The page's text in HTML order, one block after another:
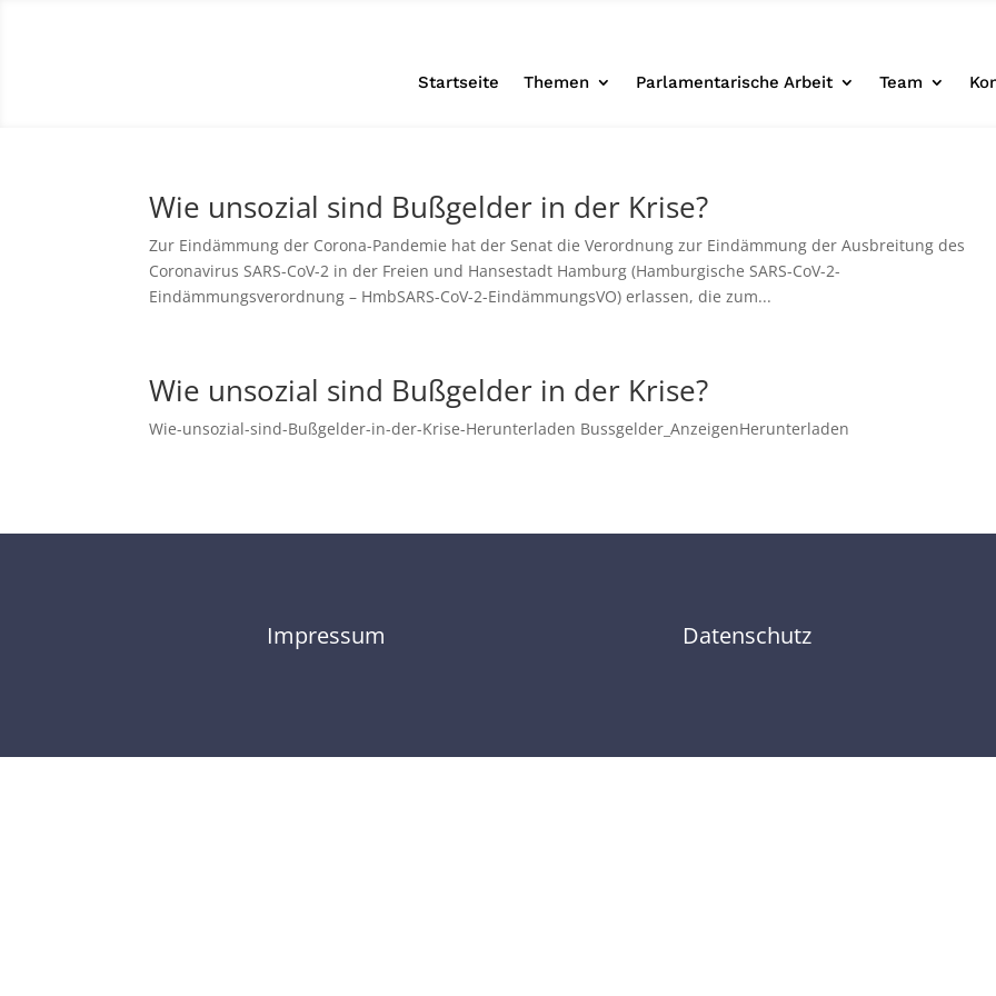
Startseite Themen Parlamentarische Arbeit Team
Wie unsozial sind Bußgelder in der Krise?
Zur Eindämmung der Corona-Pandemie hat der Senat die Verordnung zur Eindämmung der Ausbreitung des
Coronavirus SARS-CoV-2 in der Freien und Hansestadt Hamburg (Hamburgische SARS-CoV-2-
Eindämmungsverordnung – HmbSARS-CoV-2-EindämmungsVO) erlassen, die zum...
Wie unsozial sind Bußgelder in der Krise?
Wie-unsozial-sind-Bußgelder-in-der-Krise-Herunterladen Bussgelder_AnzeigenHerunterladen
Impressum Datenschutz